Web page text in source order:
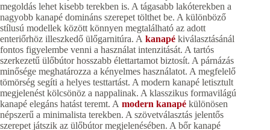
megoldás lehet kisebb terekben is. A tágasabb lakóterekben a
nagyobb kanapé domináns szerepet tölthet be. A különböző
stílusú modellek között könnyen megtalálható az adott
enteriőrhöz illeszkedő ülőgarnitúra. A kanapé kiválasztásánál
fontos figyelembe venni a használat intenzitását. A tartós
szerkezetű ülőbútor hosszabb élettartamot biztosít. A párnázás
minősége meghatározza a kényelmes használatot. A megfelelő
tömörség segíti a helyes testtartást. A modern kanapé letisztult
megjelenést kölcsönöz a nappalinak. A klasszikus formavilágú
kanapé elegáns hatást teremt. A modern kanapé különösen
népszerű a minimalista terekben. A szövetválasztás jelentős
szerepet játszik az ülőbútor megjelenésében. A bőr kanapé